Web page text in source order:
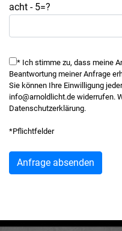
acht - 5=?
* Ich stimme zu, dass meine
Beantwortung meiner Anfrage
Sie können Ihre Einwilligung
info@arnoldlicht.de widerrufen.
Datenschutzerklärung.
*Pflichtfelder